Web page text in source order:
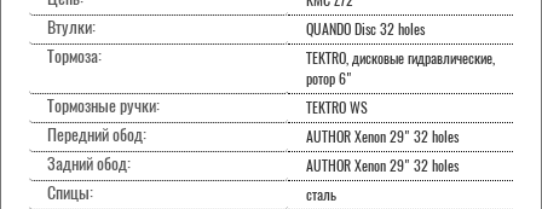
Втулки: QUANDO Disc 32 holes
Тормоза:
TEKTRO, дисковые гидравлические,
ротор 6"
Тормозные ручки: TEKTRO WS
Передний обод: AUTHOR Xenon 29" 32 holes
Задний обод: AUTHOR Xenon 29" 32 holes
Спицы: сталь